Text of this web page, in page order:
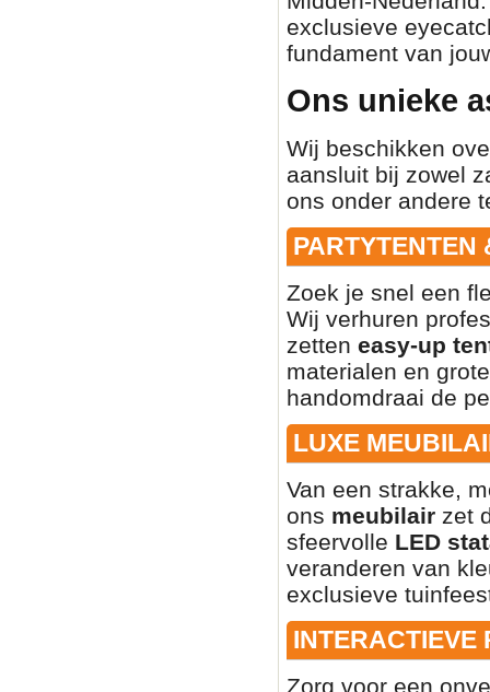
exclusieve
fundament van
Ons unieke
Wij beschikken
aansluit bij zowel
ons onder andere
PARTYTENTEN
Zoek je snel een
Wij verhuren
zetten easy-up
materialen en
handomdraai de
LUXE
Van een strakke,
ons meubilair zet
sfeervolle LED
veranderen van
exclusieve
INTERACTIEVE
Zorg voor een